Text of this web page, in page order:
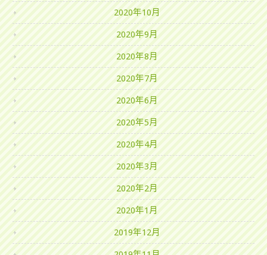
2020年10月
2020年9月
2020年8月
2020年7月
2020年6月
2020年5月
2020年4月
2020年3月
2020年2月
2020年1月
2019年12月